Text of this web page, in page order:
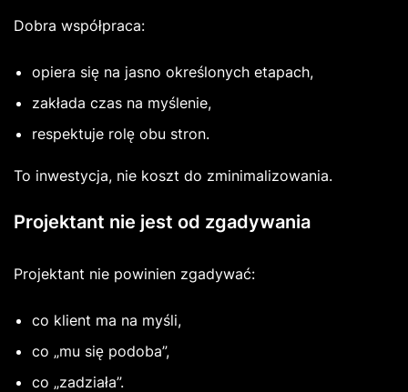
Dobra współpraca:
opiera się na jasno określonych etapach,
zakłada czas na myślenie,
respektuje rolę obu stron.
To inwestycja, nie koszt do zminimalizowania.
Projektant nie jest od zgadywania
Projektant nie powinien zgadywać:
co klient ma na myśli,
co „mu się podoba”,
co „zadziała”.